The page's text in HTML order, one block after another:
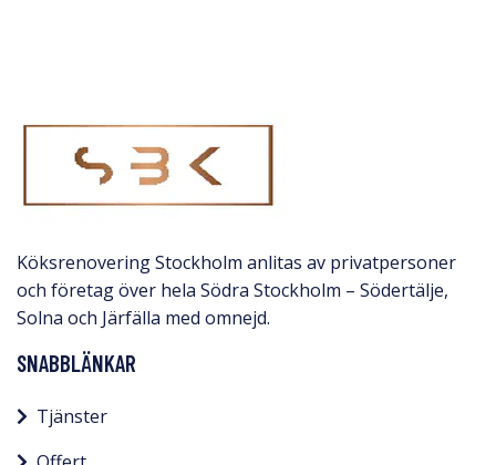
Köksrenovering Stockholm anlitas av privatpersoner
och företag över hela Södra Stockholm – Södertälje,
Solna och Järfälla med omnejd.​
SNABBLÄNKAR
Tjänster